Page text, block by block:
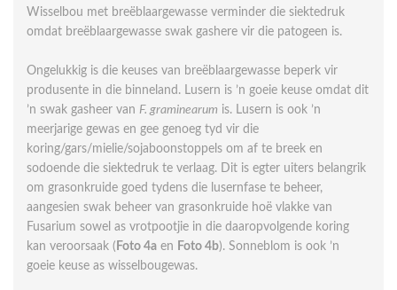
Wisselbou met breëblaargewasse verminder die siektedruk
omdat breëblaargewasse swak gashere vir die patogeen is.
Ongelukkig is die keuses van breëblaargewasse beperk vir
produsente in die binneland. Lusern is ’n goeie keuse omdat dit
’n swak gasheer van F. graminearum is. Lusern is ook ’n
meerjarige gewas en gee genoeg tyd vir die
koring/gars/mielie/sojaboonstoppels om af te breek en
sodoende die siektedruk te verlaag. Dit is egter uiters belangrik
om grasonkruide goed tydens die lusernfase te beheer,
aangesien swak beheer van grasonkruide hoë vlakke van
Fusarium sowel as vrotpootjie in die daaropvolgende koring
kan veroorsaak ( Foto 4a en Foto 4b). Sonneblom is ook ’n
goeie keuse as wisselbougewas.